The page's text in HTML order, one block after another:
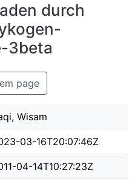
durch
3beta
page
Wisam
03-16T20:07:46Z
04-14T10:27:23Z